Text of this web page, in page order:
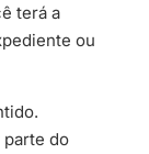
terá a
ou
parte do